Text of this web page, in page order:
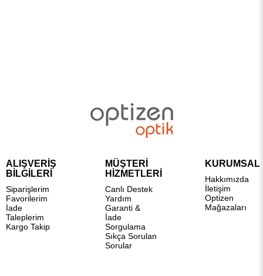
ALIŞVERİŞ
BİLGİLERİ
Siparişlerim
Favorilerim
İade
Taleplerim
Kargo Takip
MÜŞTERİ
HİZMETLERİ
Canlı Destek
Yardım
Garanti &
İade
Sorgulama
Sıkça Sorulan
Sorular
KURUMSAL
Hakkımızda
İletişim
Optizen
Mağazaları